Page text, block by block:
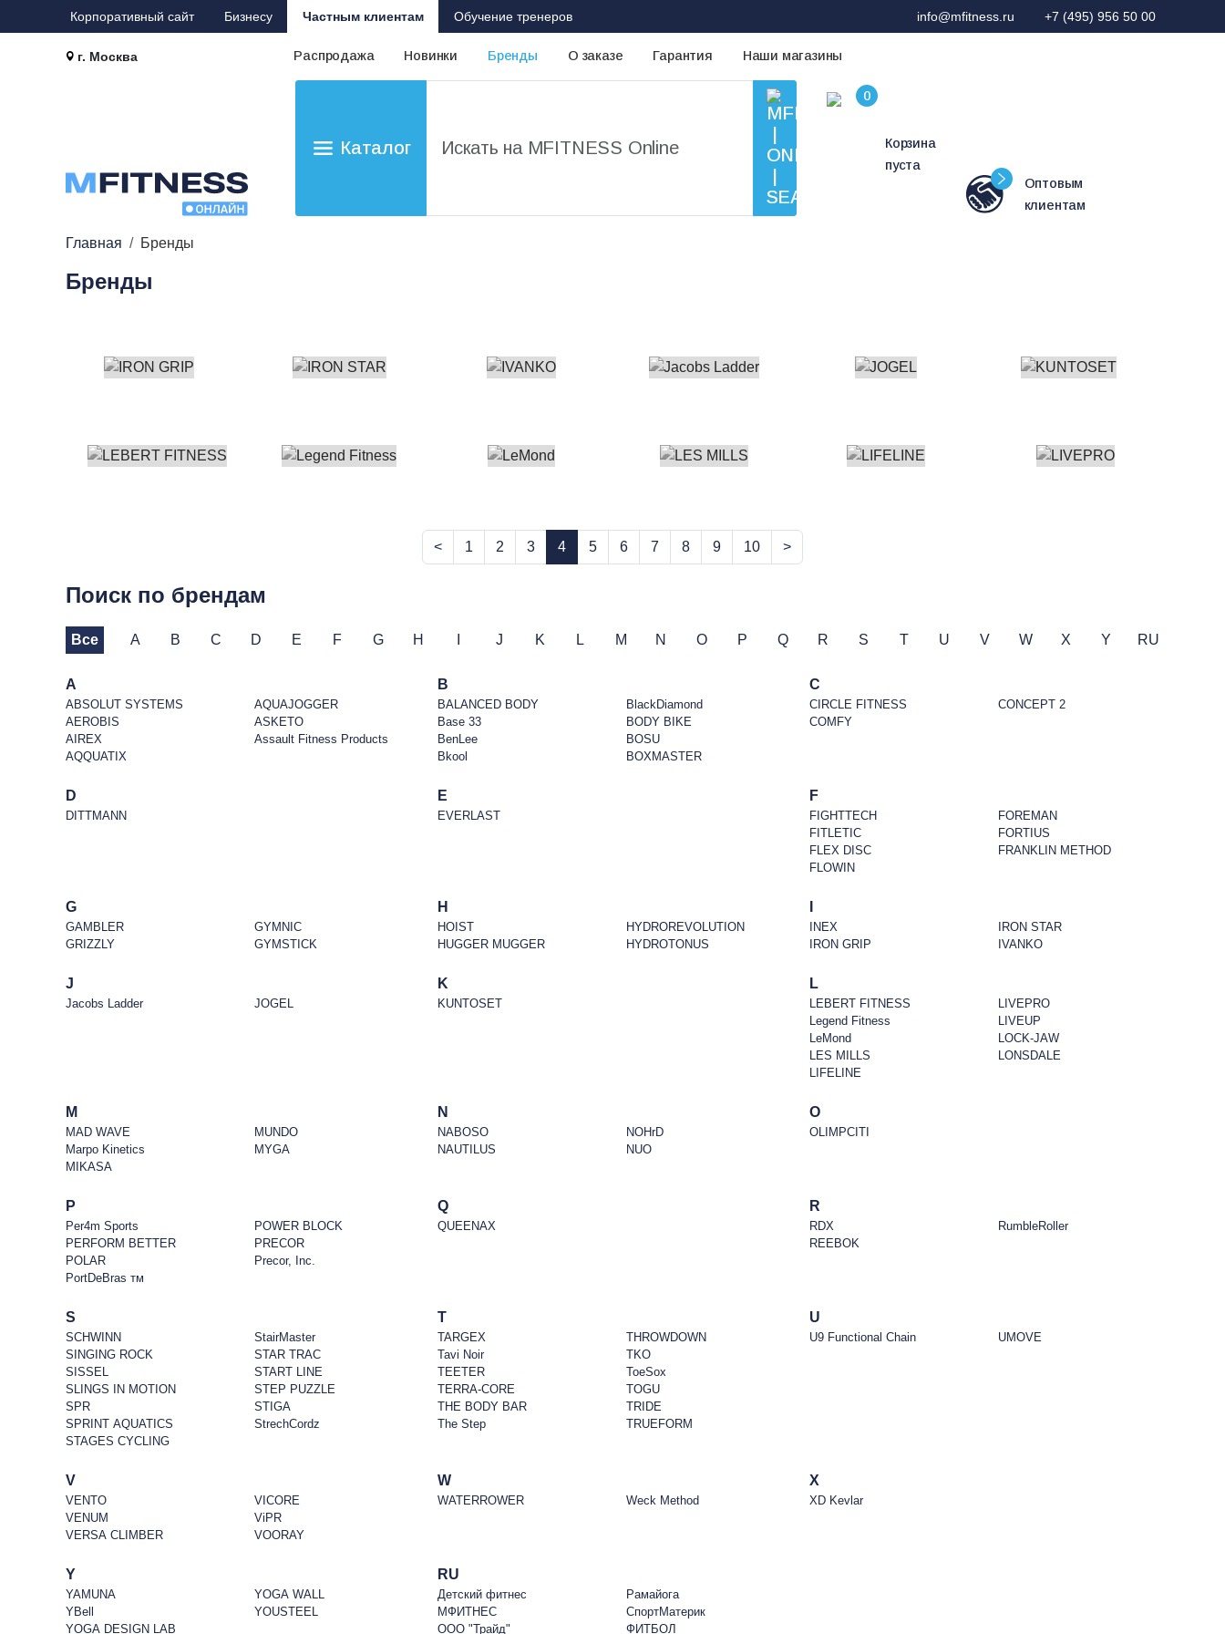
Корпоративный сайт Бизнесу Частным клиентам Обучение тренеров info@mfitness.ru +7 (495) 956 50 00
г. Москва Распродажа Новинки Бренды О заказе Гарантия Наши магазины
Каталог
Корзина
пуста
Оптовым
клиентам
Главная Бренды
Бренды
< 1 2 3 4 5 6 7 8 9 10 >
Поиск по брендам
Все A B C D E F G H J K L M N O P Q R S T U V W X Y RU
A
ABSOLUT SYSTEMS
AEROBIS
AIREX
AQQUATIX
AQUAJOGGER
ASKETO
Assault Fitness Products
B
BALANCED BODY
Base 33
BenLee
Bkool
BlackDiamond
BODY BIKE
BOSU
BOXMASTER
C
CIRCLE FITNESS
COMFY
CONCEPT 2
D
DITTMANN
E
EVERLAST
F
FIGHTTECH
FITLETIC
FLEX DISC
FLOWIN
FOREMAN
FORTIUS
FRANKLIN METHOD
G
GAMBLER
GRIZZLY
GYMNIC
GYMSTICK
H
HOIST
HUGGER MUGGER
HYDROREVOLUTION
HYDROTONUS
INEX
IRON GRIP
IRON STAR
IVANKO
J
Jacobs Ladder JOGEL
K
KUNTOSET
L
LEBERT FITNESS
Legend Fitness
LeMond
LES MILLS
LIFELINE
LIVEPRO
LIVEUP
LOCK-JAW
LONSDALE
M
MAD WAVE
Marpo Kinetics
MIKASA
MUNDO
MYGA
N
NABOSO
NAUTILUS
NOHrD
NUO
O
OLIMPCITI
P
Per4m Sports
PERFORM BETTER
POLAR
PortDeBras тм
POWER BLOCK
PRECOR
Precor, Inc.
Q
QUEENAX
R
RDX
REEBOK
RumbleRoller
S
SCHWINN
SINGING ROCK
SISSEL
SLINGS IN MOTION
SPR
SPRINT AQUATICS
STAGES CYCLING
StairMaster
STAR TRAC
START LINE
STEP PUZZLE
STIGA
StrechCordz
T
TARGEX
Tavi Noir
TEETER
TERRA-CORE
THE BODY BAR
The Step
THROWDOWN
TKO
ToeSox
TOGU
TRIDE
TRUEFORM
U
U9 Functional Chain UMOVE
V
VENTO
VENUM
VERSA CLIMBER
VICORE
ViPR
VOORAY
W
WATERROWER Weck Method
X
XD Kevlar
Y
YAMUNA
YBell
YOGA DESIGN LAB
YOGA WALL
YOUSTEEL
RU
Детский фитнес
МФИТНЕС
ООО "Трайд"
Рамайога
СпортМатерик
ФИТБОЛ